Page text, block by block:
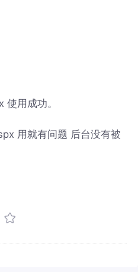
用成功。
用就有问题 后台没有被